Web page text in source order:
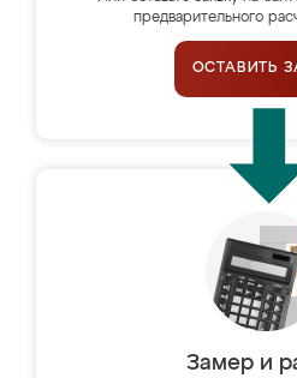
предварительного
ОСТАВИТЬ
Замер и